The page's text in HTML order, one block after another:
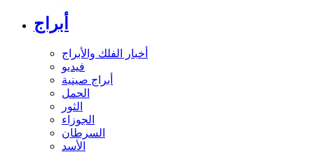
أبراج
أخبار الفلك والأبراج
فيديو
أبراج صينية
الحمل
الثور
الجوزاء
السرطان
الأسد